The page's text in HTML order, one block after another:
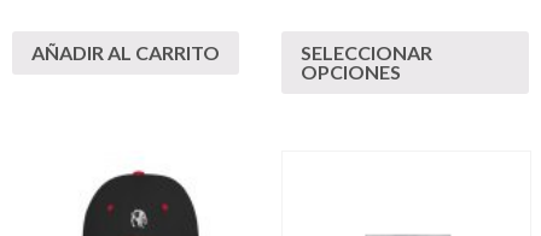
AÑADIR AL CARRITO
SELECCIONAR
OPCIONES